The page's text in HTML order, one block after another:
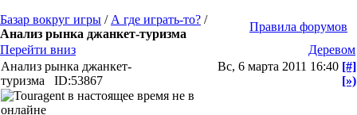
Базар вокруг игры / А где играть-то? /
Анализ рынка джанкет-туризма
Правила форумов
Перейти вниз
Деревом
Анализ рынка джанкет-
туризма
ID:53867
Вс, 6 марта 2011 16:40 [#]
[»)